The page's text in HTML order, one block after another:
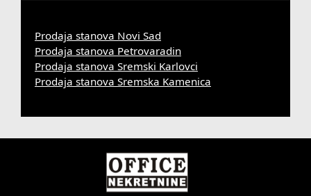
Prodaja stanova Novi Sad
Prodaja stanova Petrovaradin
Prodaja stanova Sremski Karlovci
Prodaja stanova Sremska Kamenica